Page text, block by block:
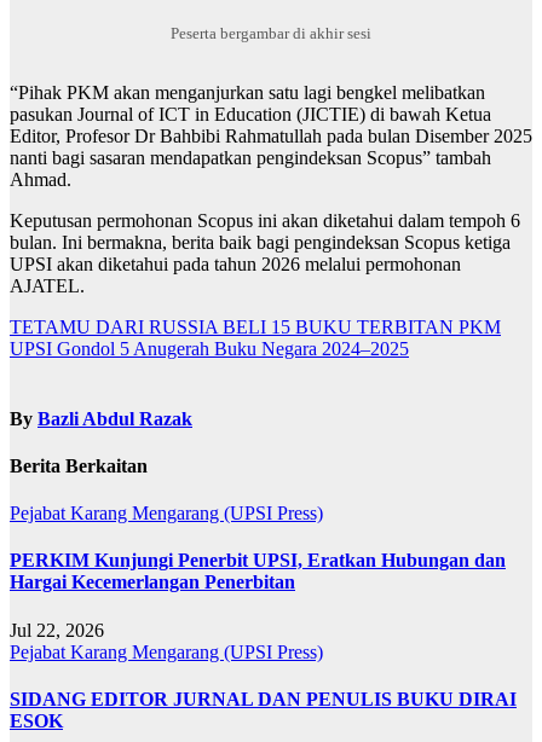
Peserta bergambar di akhir sesi
“Pihak PKM akan menganjurkan satu lagi bengkel melibatkan
pasukan Journal of ICT in Education (JICTIE) di bawah Ketua
Editor, Profesor Dr Bahbibi Rahmatullah pada bulan Disember 2025
nanti bagi sasaran mendapatkan pengindeksan Scopus” tambah
Ahmad.
Keputusan permohonan Scopus ini akan diketahui dalam tempoh 6
bulan. Ini bermakna, berita baik bagi pengindeksan Scopus ketiga
UPSI akan diketahui pada tahun 2026 melalui permohonan
AJATEL.
Navigasi
kiriman
TETAMU DARI RUSSIA BELI 15 BUKU TERBITAN PKM
UPSI Gondol 5 Anugerah Buku Negara 2024–2025
By Bazli Abdul Razak
Berita Berkaitan
Pejabat Karang Mengarang (UPSI Press)
PERKIM Kunjungi Penerbit UPSI, Eratkan Hubungan dan
Hargai Kecemerlangan Penerbitan
Jul 22, 2026
Pejabat Karang Mengarang (UPSI Press)
SIDANG EDITOR JURNAL DAN PENULIS BUKU DIRAI
ESOK